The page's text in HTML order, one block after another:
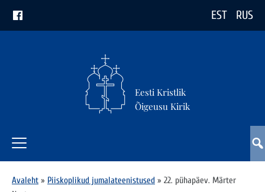
EST RUS
Eesti Kristlik
Õigeusu Kirik
Avaleht » Piiskoplikud jumalateenistused » 22. pühapäev. Märter